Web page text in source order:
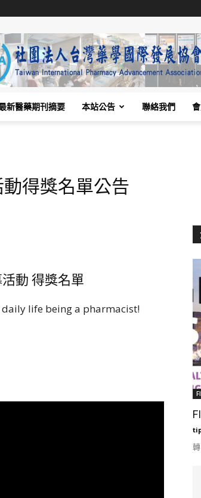
新醫藥期刊摘要 本站公告 聯絡我們
動得獎名單公告
動 得獎名單
daily life being a pharmacist!